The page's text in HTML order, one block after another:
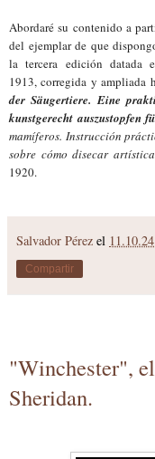
Abordaré su contenido a
del ejemplar de que
la tercera edición datada
1913, corregida y ampliada
der Säugertiere. Eine
kunstgerecht auszustopfen
mamíferos. Instrucción
sobre cómo disecar
1920.
Salvador Pérez el 11.10.24
Compartir
"Winchester",
Sheridan.